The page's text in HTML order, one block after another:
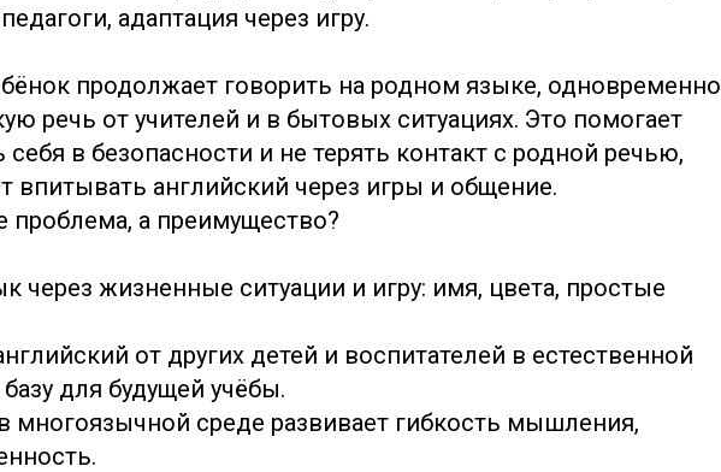
адаптация через игру.
продолжает говорить на родном языке, одновременно
речь от учителей и в бытовых ситуациях. Это помогает
себя в безопасности и не терять контакт с родной речью,
впитывать английский через игры и общение.
проблема, а преимущество?
через жизненные ситуации и игру: имя, цвета, простые
от других детей и воспитателей в естественной
для будущей учёбы.
многоязычной среде развивает гибкость мышления,